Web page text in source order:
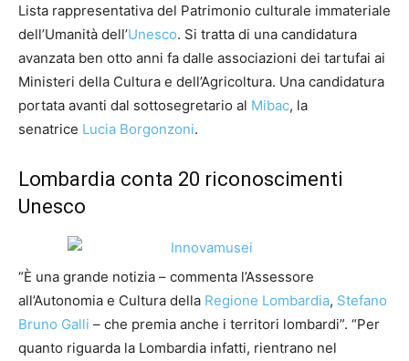
Lista rappresentativa del Patrimonio culturale immateriale
dell’Umanità dell’Unesco. Si tratta di una candidatura
avanzata ben otto anni fa dalle associazioni dei tartufai ai
Ministeri della Cultura e dell’Agricoltura. Una candidatura
portata avanti dal sottosegretario al Mibac, la
senatrice Lucia Borgonzoni.
Lombardia conta 20 riconoscimenti
Unesco
“È una grande notizia – commenta l’Assessore
all’Autonomia e Cultura della Regione Lombardia, Stefano
Bruno Galli – che premia anche i territori lombardi”. “Per
quanto riguarda la Lombardia infatti, rientrano nel